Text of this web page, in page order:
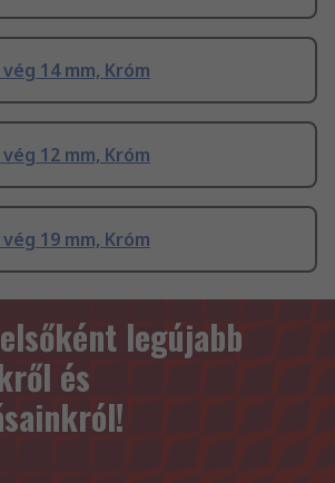
14 mm, Króm
12 mm, Króm
19 mm, Króm
legújabb
és